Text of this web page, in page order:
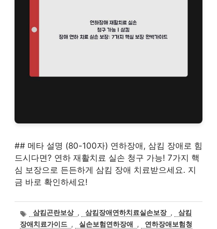
## 메타 설명 (80-100자) 연하장애, 삼킴 장애로 힘
드시다면? 연하 재활치료 실손 청구 가능! 7가지 핵
심 보장으로 든든하게 삼킴 장애 치료받으세요. 지
금 바로 확인하세요!
태
그
삼킴곤란보상 , 삼킴장애연하치료실손보장 ,
삼킴
장애치료가이드 , 실손보험연하장애 ,
연하장애보험청